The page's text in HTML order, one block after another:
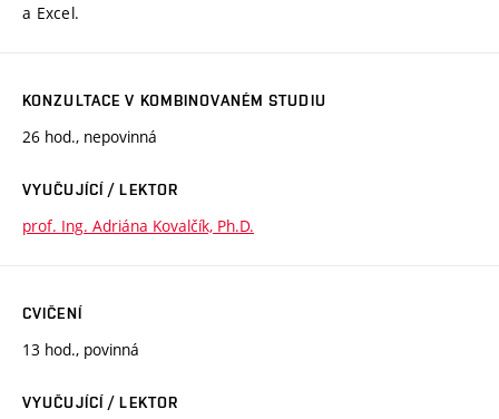
a Excel.
KONZULTACE V KOMBINOVANÉM STUDIU
26 hod., nepovinná
VYUČUJÍCÍ / LEKTOR
prof. Ing. Adriána Kovalčík, Ph.D.
CVIČENÍ
13 hod., povinná
VYUČUJÍCÍ / LEKTOR